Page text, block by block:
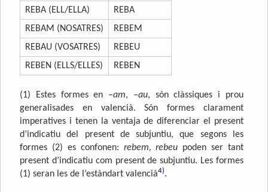
REBA (ELL/ELLA)
REBA
REBAM (NOSATRES)
REBEM
REBAU (VOSATRES)
REBEU
REBEN (ELLS/ELLES)
REBEN
(1) Estes formes en –am, –au, són clàssiques i prou
generalisades en valencià. Són formes clarament
imperatives i tenen la ventaja de diferenciar el present
d’indicatiu del present de subjuntiu, que segons les
formes (2) es confonen: rebem, rebeu poden ser tant
present d’indicatiu com present de subjuntiu. Les formes
(1) seran les de l’estàndart valencià4).